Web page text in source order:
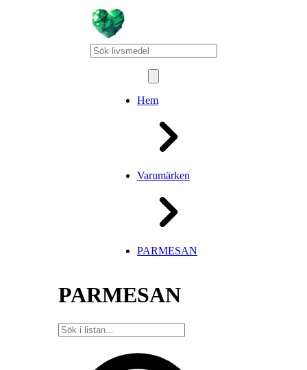
Hem
Varumärken
PARMESAN
PARMESAN